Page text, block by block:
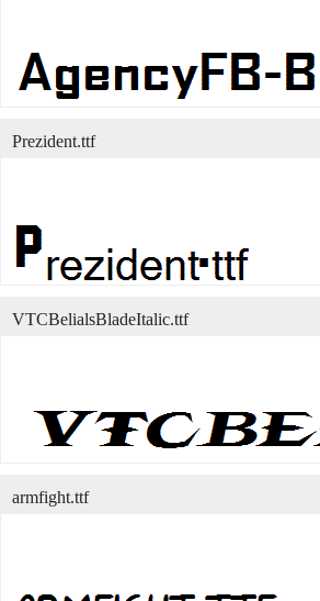
Prezident.ttf
VTCBelialsBladeItalic.ttf
armfight.ttf